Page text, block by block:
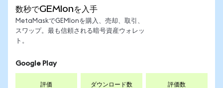
数秒でGEMIonを入手
MetaMaskでGEMIonを購入、売却、取引、
スワップ。最も信頼される暗号資産ウォレッ
ト。
Google Play
評価 ダウンロード数 評価数